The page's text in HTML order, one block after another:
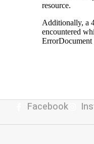
Facebook